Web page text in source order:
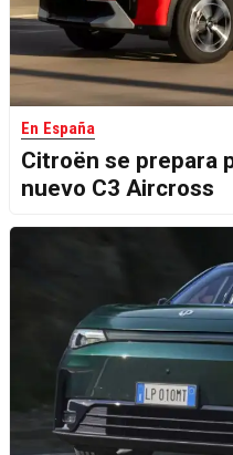
En España
Citroën se prepara
nuevo C3 Aircross